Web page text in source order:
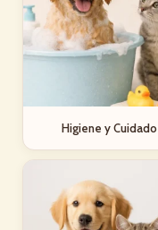
Higiene y Cuidado